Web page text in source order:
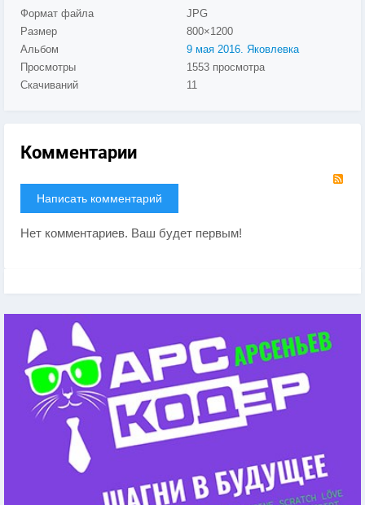
Формат файла
JPG
Размер
800×1200
Альбом
9 мая 2016. Яковлевка
Просмотры
1553 просмотра
Скачиваний
11
Комментарии
Написать комментарий
Нет комментариев. Ваш будет первым!